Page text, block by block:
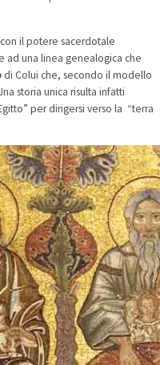
il potere sacerdotale
ad una linea genealogica che
di Colui che, secondo il modello
storia unica risulta infatti
per dirigersi verso la “terra